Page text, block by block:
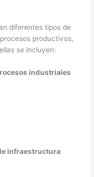
diferentes tipos de
productivos,
se incluyen:
industriales
infraestructura